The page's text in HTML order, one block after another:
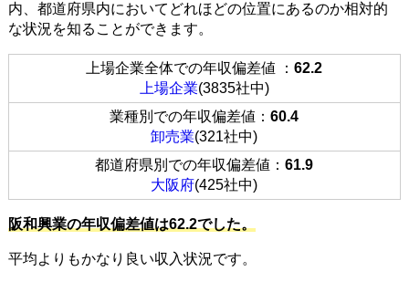
内、都道府県内においてどれほどの位置にあるのか相対的
な状況を知ることができます。
上場企業全体での年収偏差値 ：62.2
上場企業(3835社中)
業種別での年収偏差値：60.4
卸売業(321社中)
都道府県別での年収偏差値：61.9
大阪府(425社中)
阪和興業の年収偏差値は62.2でした。
平均よりもかなり良い収入状況です。